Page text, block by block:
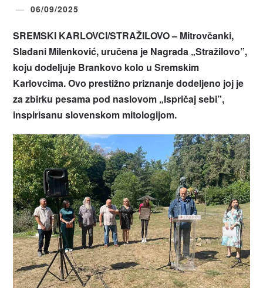
06/09/2025
SREMSKI KARLOVCI/STRAŽILOVO – Mitrovčanki,
Slađani Milenković, uručena je Nagrada „Stražilovo”,
koju dodeljuje Brankovo kolo u Sremskim
Karlovcima. Ovo prestižno priznanje dodeljeno joj je
za zbirku pesama pod naslovom „Ispričaj sebi”,
inspirisanu slovenskom mitologijom.